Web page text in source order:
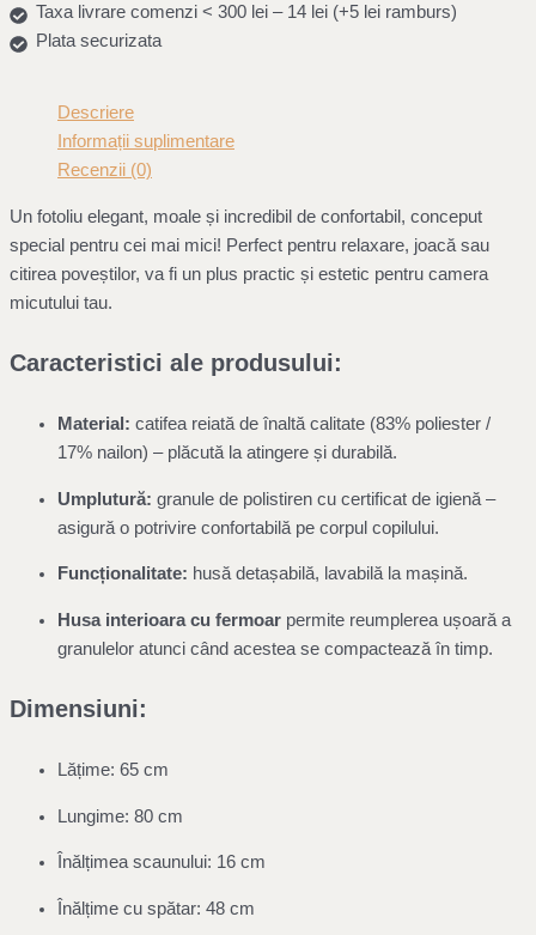
Taxa livrare comenzi < 300 lei – 14 lei (+5 lei ramburs)
Plata securizata
Descriere
Informații suplimentare
Recenzii (0)
Un fotoliu elegant, moale și incredibil de confortabil, conceput
special pentru cei mai mici! Perfect pentru relaxare, joacă sau
citirea poveștilor, va fi un plus practic și estetic pentru camera
micutului tau.
Caracteristici ale produsului:
Material: catifea reiată de înaltă calitate (83% poliester /
17% nailon) – plăcută la atingere și durabilă.
Umplutură: granule de polistiren cu certificat de igienă –
asigură o potrivire confortabilă pe corpul copilului.
Funcționalitate: husă detașabilă, lavabilă la mașină.
Husa interioara cu fermoar permite reumplerea ușoară a
granulelor atunci când acestea se compactează în timp.
Dimensiuni:
Lățime: 65 cm
Lungime: 80 cm
Înălțimea scaunului: 16 cm
Înălțime cu spătar: 48 cm